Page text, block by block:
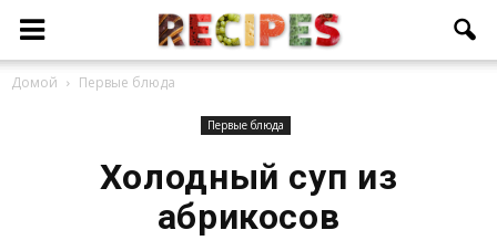
Домой Первые блюда
Первые блюда
Холодный суп из
абрикосов